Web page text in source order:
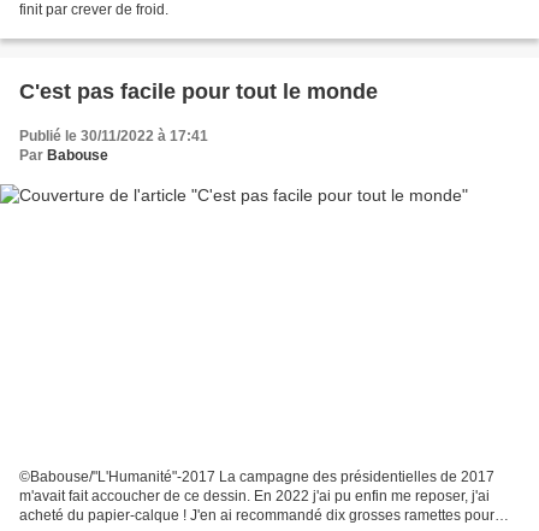
finit par crever de froid.
C'est pas facile pour tout le monde
Publié le 30/11/2022 à 17:41
Par Babouse
©Babouse/"L'Humanité"-2017 La campagne des présidentielles de 2017
m'avait fait accoucher de ce dessin. En 2022 j'ai pu enfin me reposer, j'ai
acheté du papier-calque ! J'en ai recommandé dix grosses ramettes pour